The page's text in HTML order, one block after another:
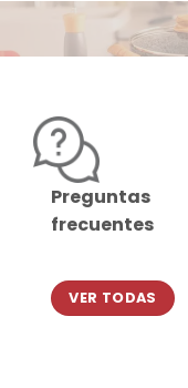
Preguntas
frecuentes
VER TODAS